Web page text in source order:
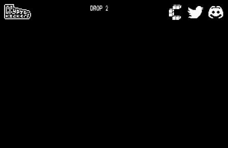
DROP 2